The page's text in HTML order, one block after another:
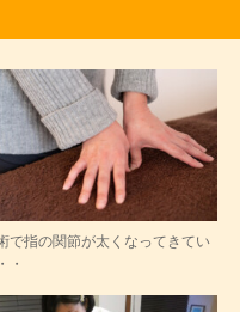
で指の関節が太くなってきてい
・